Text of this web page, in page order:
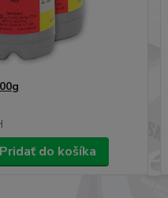
Pridať do košíka